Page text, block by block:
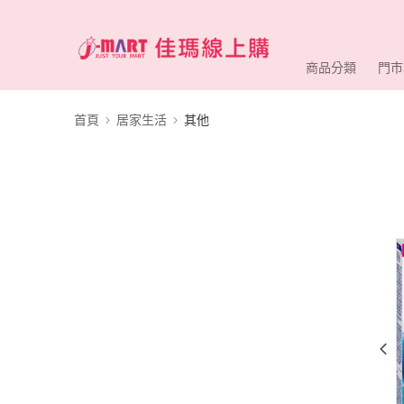
商品分類 門
首頁 居家生活 其他